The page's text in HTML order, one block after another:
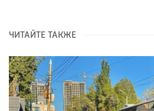
ЧИТАЙТЕ ТАКЖЕ